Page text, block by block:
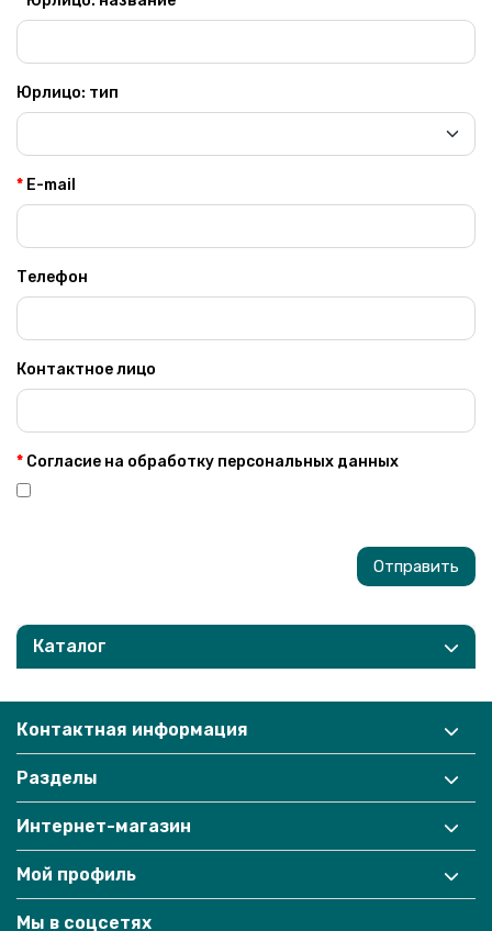
Юрлицо: тип
E-mail
Телефон
Контактное лицо
Согласие на обработку персональных данных
Отправить
Каталог
Контактная информация
Разделы
Интернет-магазин
Мой профиль
Мы в соцсетях